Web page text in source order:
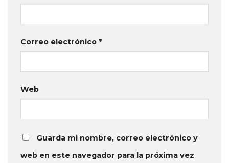
Correo electrónico *
Web
Guarda mi nombre, correo electrónico y
web en este navegador para la próxima vez